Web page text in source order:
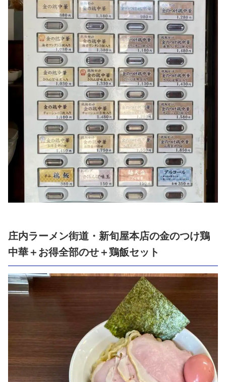
庄内ラーメン街道・新旬屋本店の金のつけ鶏
中華＋お得全部のせ＋鶏飯セット